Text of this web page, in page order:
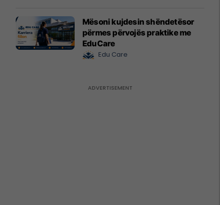
Mësoni kujdesin shëndetësor
përmes përvojës praktike me
EduCare
Edu Care